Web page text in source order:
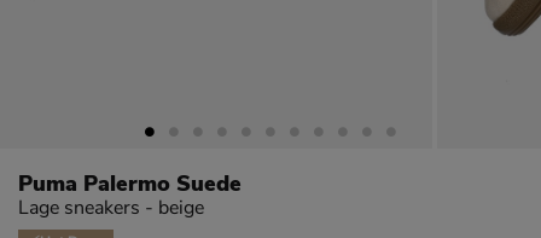
Puma Palermo Suede
Lage sneakers - beige